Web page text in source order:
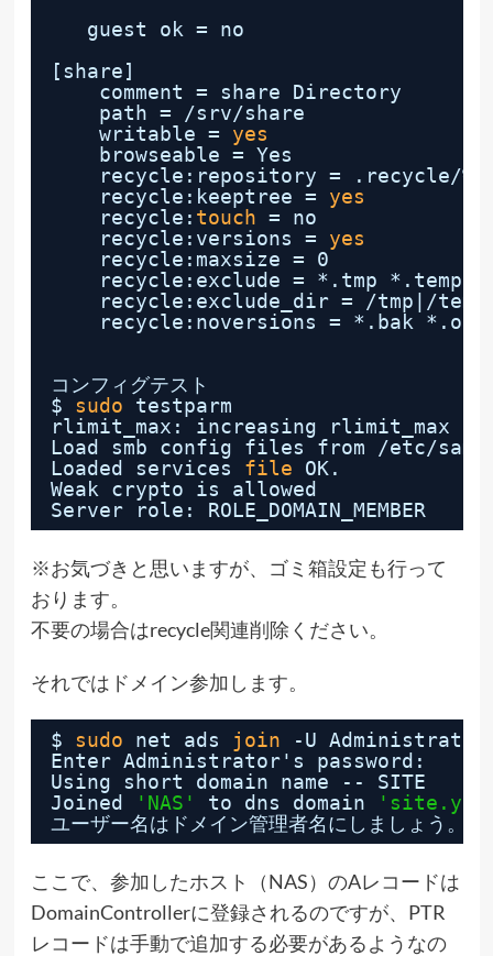
guest ok = no
[share]
comment = share Directory
path =
/srv/share
writable = yes
browseable = Yes
recycle:repository = .recycle/%u
recycle:keeptree = yes
recycle: touch = no
recycle:versions = yes
recycle:maxsize = 0
recycle:exclude = *.tmp *.temp
recycle:exclude_dir =
/tmp /temp
recycle:noversions = *.bak *.old
コンフィグテスト
$ sudo
testparm
rlimit_max: increasing rlimit_max
Load smb config files from
/etc/
Loaded services file
OK.
Weak crypto is allowed
Server role: ROLE_DOMAIN_MEMBER
※お気づきと思いますが、ゴミ箱設定も行って
おります。
不要の場合はrecycle関連削除ください。
それではドメイン参加します。
$ sudo net ads join
-U Administrator
Enter Administrator's password:
Using short domain name -- SITE
Joined
'NAS' to dns domain
ユーザー名はドメイン管理者名にしましょう。
ここで、参加したホスト（NAS）のAレコードは
DomainControllerに登録されるのですが、PTR
レコードは手動で追加する必要があるようなの